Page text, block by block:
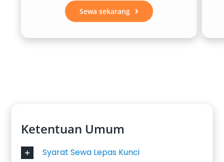
Sewa sekarang
Ketentuan Umum
Syarat Sewa Lepas Kunci